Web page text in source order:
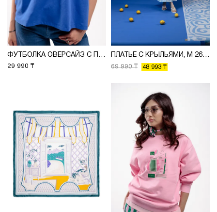
ФУТБОЛКА ОВЕРСАЙЗ С ПРИНТОМ, М 2625
29 990 ₸
ПЛАТЬЕ С КРЫЛЬЯМИ, М 2637
69 990 ₸
48 993 ₸